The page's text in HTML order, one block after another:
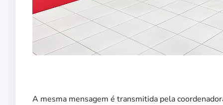
A mesma mensagem é transmitida pela